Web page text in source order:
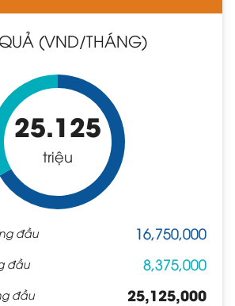
QUẢ (VND/THÁNG)
25.125
triệu
đầu 16,750,000
đầu 8,375,000
đầu 25,125,000